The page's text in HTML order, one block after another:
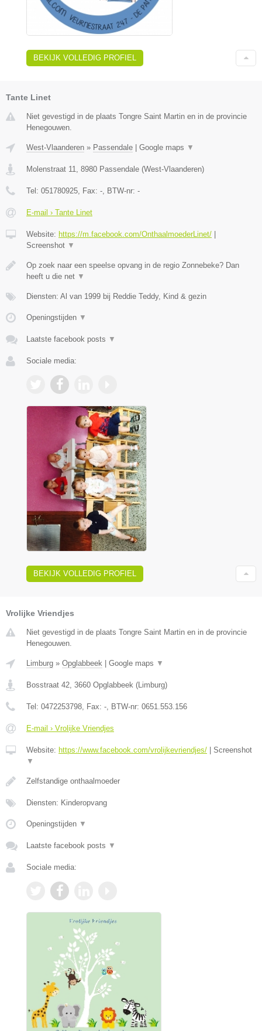
BEKIJK VOLLEDIG PROFIEL
Tante Linet
Niet gevestigd in de plaats Tongre Saint Martin en in de provincie
Henegouwen.
West-Vlaanderen » Passendale Google maps ▼
Molenstraat 11 8980 Passendale (West-Vlaanderen)
Tel: 051780925 , Fax: - , BTW-nr: -
E-mail › Tante Linet
Website: https://m.facebook.com/OnthaalmoederLinet/
Screenshot ▼
Op zoek naar een speelse opvang in de regio Zonnebeke? Dan
heeft u die net ▼
Diensten: Al van 1999 bij Reddie Teddy, Kind & gezin
Openingstijden ▼
Laatste facebook posts ▼
Sociale media:
BEKIJK VOLLEDIG PROFIEL
Vrolijke Vriendjes
Niet gevestigd in de plaats Tongre Saint Martin en in de provincie
Henegouwen.
Limburg » Opglabbeek Google maps ▼
Bosstraat 42, 3660 Opglabbeek (Limburg)
Tel: 0472253798, Fax: -, BTW-nr: 0651.553.156
E-mail › Vrolijke Vriendjes
Website: https://www.facebook.com/vrolijkevriendjes/
Screenshot
▼
Zelfstandige onthaalmoeder
Diensten: Kinderopvang
Openingstijden ▼
Laatste facebook posts ▼
Sociale media: